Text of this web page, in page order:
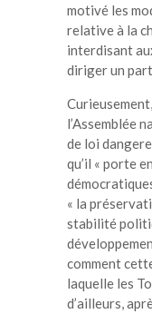
motivé les
relative à la
interdisant
diriger un
l’Assemblée
de loi
qu’il « porte
« la
stabilité
comment
laquelle les
d’ailleurs,